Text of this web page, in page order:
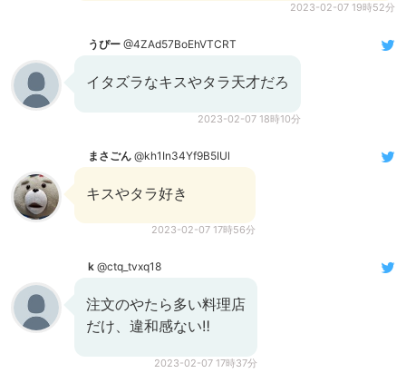
2023-02-07 19時52分
うぴー @4ZAd57BoEhVTCRT
イタズラなキスやタラ天才だろ
2023-02-07 18時10分
まさごん @kh1In34Yf9B5IUl
キスやタラ好き
2023-02-07 17時56分
k @ctq_tvxq18
注文のやたら多い料理店
だけ、違和感ない‼️
2023-02-07 17時37分